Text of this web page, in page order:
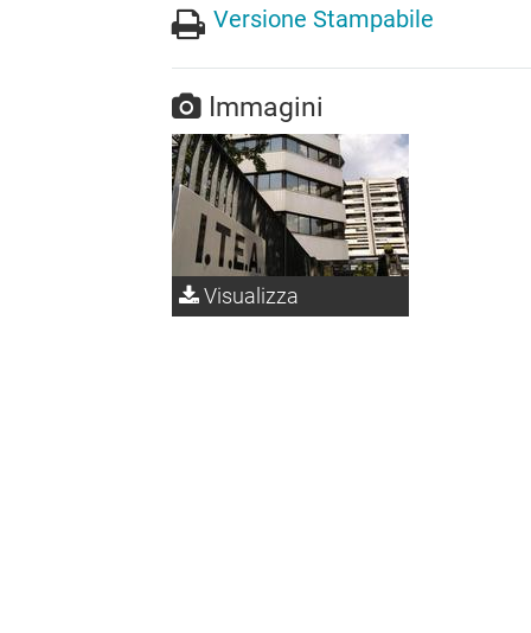
Versione Stampabile
Immagini
Visualizza